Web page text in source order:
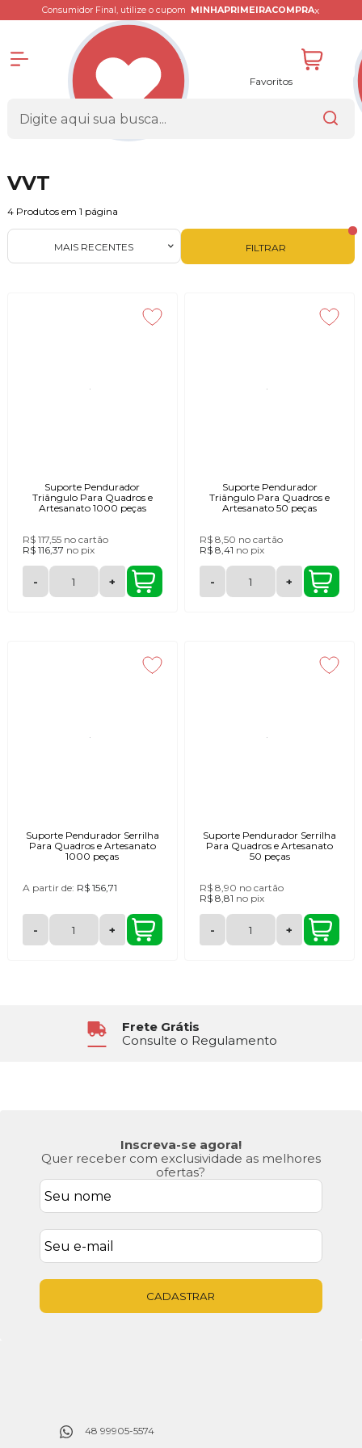
Consumidor Final, utilize o cupom MINHAPRIMEIRACOMPRAx
Favoritos
VVT
4 Produtos em 1 página
FILTRAR
MAIS RECENTES
Suporte Pendurador
Triângulo Para Quadros e
Artesanato 1000 peças
R$ 117,55 no cartão
R$ 116,37 no pix
- +
Suporte Pendurador
Triângulo Para Quadros e
Artesanato 50 peças
R$ 8,50 no cartão
R$ 8,41 no pix
- +
Suporte Pendurador Serrilha
Para Quadros e Artesanato
1000 peças
A partir de: R$ 156,71
- +
Suporte Pendurador Serrilha
Para Quadros e Artesanato
50 peças
R$ 8,90 no cartão
R$ 8,81 no pix
- +
Frete Grátis
Consulte o Regulamento
Inscreva-se agora!
Quer receber com exclusividade as melhores
ofertas?
CADASTRAR
48 99905-5574